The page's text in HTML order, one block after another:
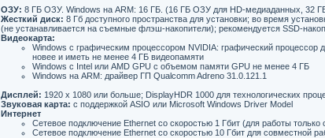
ОЗУ: 8 ГБ ОЗУ. Windows на ARM: 16 ГБ. (16 ГБ ОЗУ для HD-медиаданных, 32
Жесткий диск: 8 Гб доступного пространства для установки; во время
(не устанавливается на съемные флэш-накопители); рекомендуется SSD-
Видеокарта:
Windows с графическим процессором NVIDIA: графический процессор
новее и иметь не менее 4 ГБ видеопамяти
Windows с Intel или AMD GPU с объемом памяти GPU не менее 4 ГБ
Windows на ARM: драйвер ГП Qualcomm Adreno 31.0.121.1
Дисплей: 1920 x 1080 или больше; DisplayHDR 1000 для технологических
Звуковая карта: с поддержкой ASIO или Microsoft Windows Driver Model
Интернет
Сетевое подключение Ethernet со скоростью 1 Гбит (для работы только
Сетевое подключение Ethernet со скоростью 10 Гбит для совместной